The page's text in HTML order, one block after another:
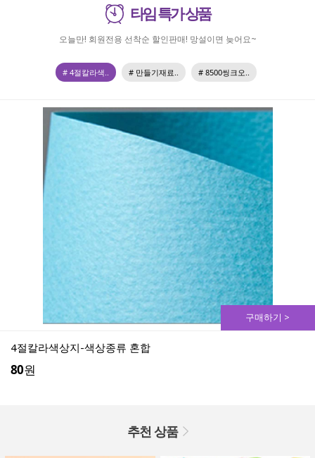
타임 특가 상품
오늘만! 회원전용 선착순 할인판매! 망설이면 늦어요~
# 4절칼라색.. # 만들기재료.. # 8500씽크오..
구매하기 >
4절칼라색상지-색상종류 혼합
80원
추천 상품